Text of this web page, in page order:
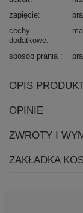
zapięcie
cechy
dodatkowe
sposób prania
OPIS
OPINIE
ZWROTY I
ZAKŁADKA